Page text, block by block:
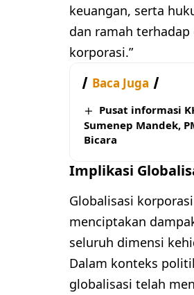
keuangan, serta
dan ramah
korporasi.”
Baca Juga
Pusat informasi
Sumenep Mandek,
Bicara
Implikasi
Globalisasi
menciptakan
seluruh dimensi
Dalam konteks
globalisasi telah